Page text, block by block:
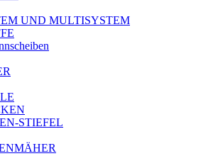
UND MULTISYSTEM
STIEFEL